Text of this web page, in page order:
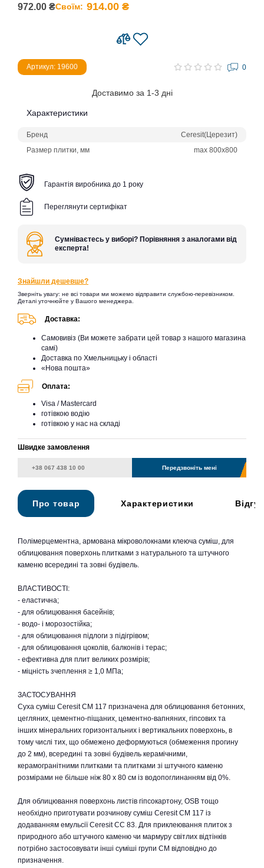
972.00 ₴Своїм: 914.00 ₴
Артикул: 19600 0
Доставимо за 1-3 дні
Характеристики
Бренд
Ceresit(Церезит)
Размер плитки, мм
max 800x800
Гарантія виробника до 1 року
Переглянути сертифікат
Сумніваєтесь у виборі? Порівняння з аналогами від
експерта!
Знайшли дешевше?
Зверніть увагу: не всі товари ми можемо відправити службою-перевізником.
Деталі уточнюйте у Вашого менеджера.
Доставка:
Самовивіз (Ви можете забрати цей товар з нашого магазина
самі)
Доставка по Хмельницьку і області
«Нова пошта»
Оплата:
Visa / Mastercard
готівкою водію
готівкою у нас на складі
Швидке замовлення
Передзвоніть мені
Про товар Характеристики
Полімерцементна, армована мікроволокнами клеюча суміш, для
облицювання поверхонь плитками з натурального та штучного
каменю всередині та зовні будівель.
ВЛАСТИВОСТІ:
- еластична;
- для облицювання басейнів;
- водо- і морозостійка;
- для облицювання підлоги з підігрівом;
- для облицювання цоколів, балконів і терас;
- ефективна для плит великих розмірів;
- міцність зчеплення ≥ 1,0 МПа;
ЗАСТОСУВАННЯ
Суха суміш Ceresit CМ 117 призначена для облицювання бетонних,
цегляних, цементно-піщаних, цементно-вапняних, гіпсових та
інших мінеральних горизонтальних і вертикальних поверхонь, в
тому числі тих, що обмежено деформуються (обмеження прогину
до 2 мм), всередині та зовні будівель керамічними,
керамогранітними плитками та плитками зі штучного каменю
розмірами не більше ніж 80 х 80 см із водопоглинанням від 0%.
Для облицювання поверхонь листів гіпсокартону, OSB тощо
необхідно приготувати розчинову суміш Ceresit CМ 117 із
додаванням емульсії Ceresit СС 83. Для приклеювання плиток з
природного або штучного каменю чи мармуру світлих відтінків
потрібно застосовувати інші суміші групи CM відповідно до
призначення.